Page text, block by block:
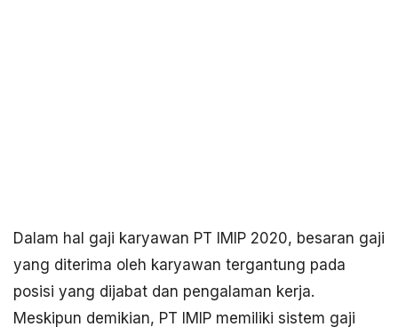
Dalam hal gaji karyawan PT IMIP 2020, besaran gaji
yang diterima oleh karyawan tergantung pada
posisi yang dijabat dan pengalaman kerja.
Meskipun demikian, PT IMIP memiliki sistem gaji